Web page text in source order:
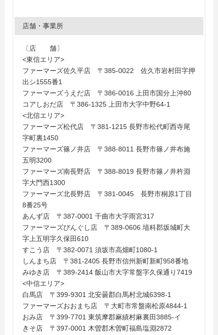
店舗・事業所
〔店 舗〕
<東信エリア>
ファーマーズ佐久平店 〒385-0022 佐久市岩村田字押
出シ1555番1
ファーマーズうえだ店 〒386-0016 上田市国分上沖80
コアしおだ店 〒386-1325 上田市大字中野64-1
<北信エリア>
ファーマーズ松代店 〒381-1215 長野市松代町西寺尾
字町裏1450
ファーマーズ篠ノ井店 〒388-8011 長野市篠ノ井布施
五明3200
ファーマーズ南長野店 〒388-8019 長野市篠ノ井杵淵
字大門西1300
ファーマーズ北長野店 〒381-0045 長野市桐原1丁目
8番25号
あんず店 〒387-0001 千曲市大字雨宮317
ファーマーズびんぐし店 〒389-0606 埴科郡坂城町大
字上五明字久保田610
すこう店 〒382-0071 須坂市高畑町1080-1
しんまち店 〒381-2405 長野市信州新町新町958番地
みゆき店 〒389-2414 飯山市大字常盤字久保通り7419
<中信エリア>
白馬店 〒399-9301 北安曇郡白馬村北城6398-1
ファーマーズおおまち店 〒大町市常盤南松原4844-1
おみ店 〒399-7701 東筑摩郡麻績村麻裏田3885-イ
きそ店 〒397-0001 木曽郡木曽町福島塩淵2872